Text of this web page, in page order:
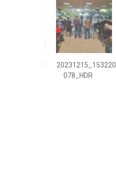
IMG_20231215_153220
078_HDR